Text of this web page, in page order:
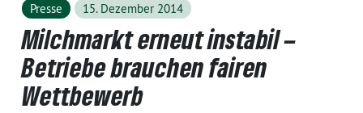
Presse 15. Dezember 2014
Milchmarkt erneut instabil –
Betriebe brauchen fairen
Wettbewerb